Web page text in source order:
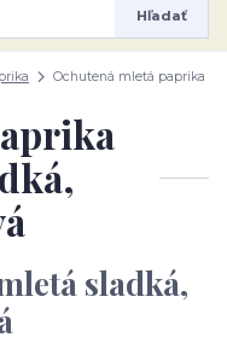
Hľadať
Ochutená mletá paprika
sladká,